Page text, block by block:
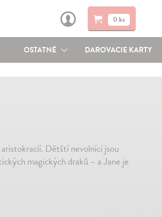
0 ks
OSTATNÉ DAROVACIE KARTY
Dětští nevolníci jsou
magických draků – a Jane je